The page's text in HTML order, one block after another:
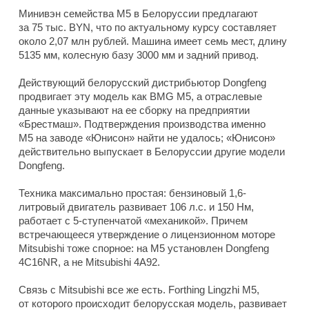
Минивэн семейства M5 в Белоруссии предлагают
за 75 тыс. BYN, что по актуальному курсу составляет
около 2,07 млн рублей. Машина имеет семь мест, длину
5135 мм, колесную базу 3000 мм и задний привод.
Действующий белорусский дистрибьютор Dongfeng
продвигает эту модель как BMG M5, а отраслевые
данные указывают на ее сборку на предприятии
«Брестмаш». Подтверждения производства именно
M5 на заводе «Юнисон» найти не удалось; «Юнисон»
действительно выпускает в Белоруссии другие модели
Dongfeng.
Техника максимально простая: бензиновый 1,6-
литровый двигатель развивает 106 л.с. и 150 Нм,
работает с 5-ступенчатой «механикой». Причем
встречающееся утверждение о лицензионном моторе
Mitsubishi тоже спорное: на M5 установлен Dongfeng
4C16NR, а не Mitsubishi 4A92.
Связь с Mitsubishi все же есть. Forthing Lingzhi M5,
от которого происходит белорусская модель, развивает